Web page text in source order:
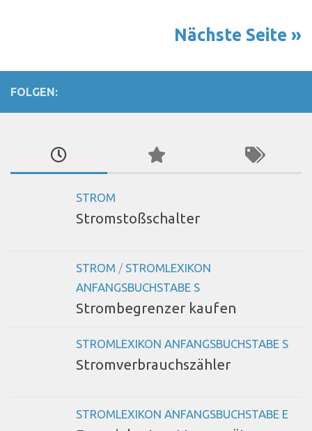
Nächste Seite »
FOLGEN:
STROM
Stromstoßschalter
STROM / STROMLEXIKON
ANFANGSBUCHSTABE S
Strombegrenzer kaufen
STROMLEXIKON ANFANGSBUCHSTABE S
Stromverbrauchszähler
STROMLEXIKON ANFANGSBUCHSTABE E